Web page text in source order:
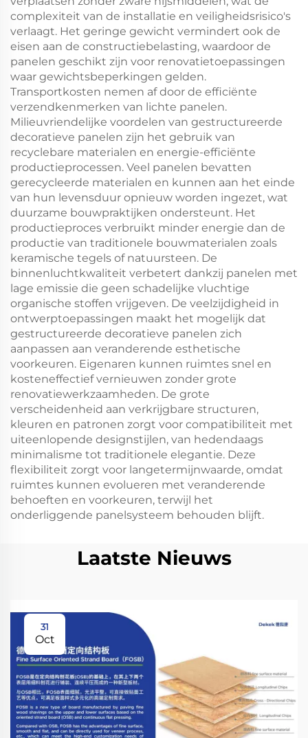
complexiteit van de installatie en veiligheidsrisico's
verlaagt. Het geringe gewicht vermindert ook de
eisen aan de constructiebelasting, waardoor de
panelen geschikt zijn voor renovatietoepassingen
waar gewichtsbeperkingen gelden.
Transportkosten nemen af door de efficiënte
verzendkenmerken van lichte panelen.
Milieuvriendelijke voordelen van gestructureerde
decoratieve panelen zijn het gebruik van
recyclebare materialen en energie-efficiënte
productieprocessen. Veel panelen bevatten
gerecycleerde materialen en kunnen aan het einde
van hun levensduur opnieuw worden ingezet, wat
duurzame bouwpraktijken ondersteunt. Het
productieproces verbruikt minder energie dan de
productie van traditionele bouwmaterialen zoals
keramische tegels of natuursteen. De
binnenluchtkwaliteit verbetert dankzij panelen met
lage emissie die geen schadelijke vluchtige
organische stoffen vrijgeven. De veelzijdigheid in
ontwerptoepassingen maakt het mogelijk dat
gestructureerde decoratieve panelen zich
aanpassen aan veranderende esthetische
voorkeuren. Eigenaren kunnen ruimtes snel en
kosteneffectief vernieuwen zonder grote
renovatiewerkzaamheden. De grote
verscheidenheid aan verkrijgbare structuren,
kleuren en patronen zorgt voor compatibiliteit met
uiteenlopende designstijlen, van hedendaags
minimalisme tot traditionele elegantie. Deze
flexibiliteit zorgt voor langetermijnwaarde, omdat
ruimtes kunnen evolueren met veranderende
behoeften en voorkeuren, terwijl het
onderliggende panelsysteem behouden blijft.
Laatste Nieuws
31
Oct